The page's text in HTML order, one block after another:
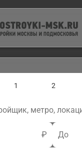
1 2
₽ До